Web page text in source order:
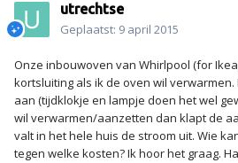
utrechtse
Geplaatst: 9 april 2015
Onze inbouwoven van Whirlpool (for
kortsluiting als ik de oven wil
aan (tijdklokje en lampje doen het wel
wil verwarmen/aanzetten dan klapt de
valt in het hele huis de stroom uit. Wie
tegen welke kosten? Ik hoor het graag.